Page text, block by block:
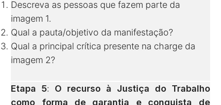
Descreva as pessoas que fazem parte da
imagem 1.
Qual a pauta/objetivo da manifestação?
Qual a principal crítica presente na charge da
imagem 2?
Etapa 5: O recurso à Justiça do Trabalho
como forma de garantia e conquista de